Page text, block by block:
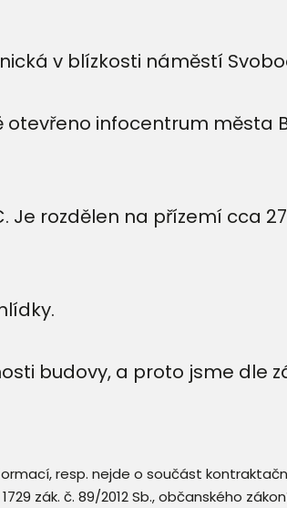
v blízkosti náměstí
infocentrum města
rozdělen na přízemí cca
budovy, a proto jsme dle
resp. nejde o součást
zák. č. 89/2012 Sb., občanského